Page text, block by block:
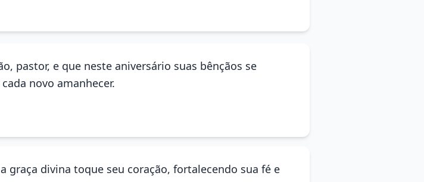
pastor, e que neste aniversário suas bênçãos se
novo amanhecer.
graça divina toque seu coração, fortalecendo sua fé e